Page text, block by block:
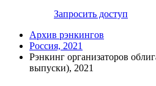
Запросить доступ
Архив рэнкингов
Россия, 2021
Рэнкинг организаторов
выпуски), 2021